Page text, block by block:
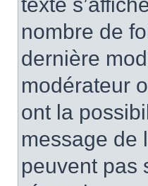
nombre de
dernière
modérateur
ont la
message de
peuvent pas